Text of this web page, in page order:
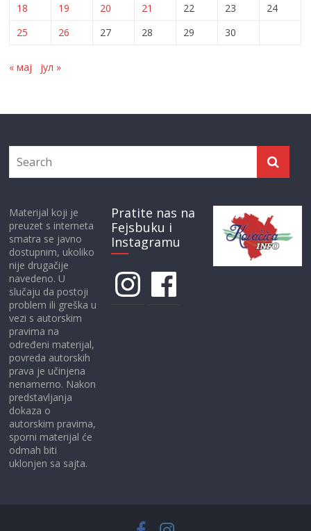
18
19 20 21 22 23
24
25
26 27 28 29 30
« мај јул »
Materijal koji je
preuzet s interneta
smatra se javno
dostupnim, ukoliko
nije drugačije
navedeno. U
slučaju da postoji
problem ili greška u
vezi s autorskim
pravima na
određeni materijal,
povreda autorskih
prava je učinjena
nenamerno. Nakon
predstavljanja
dokaza o
autorskim pravima,
sporni materijal će
odmah biti
uklonjen sa sajta.
Pratite nas na
Fejsbuku i
Instagramu
InstagramFacebook